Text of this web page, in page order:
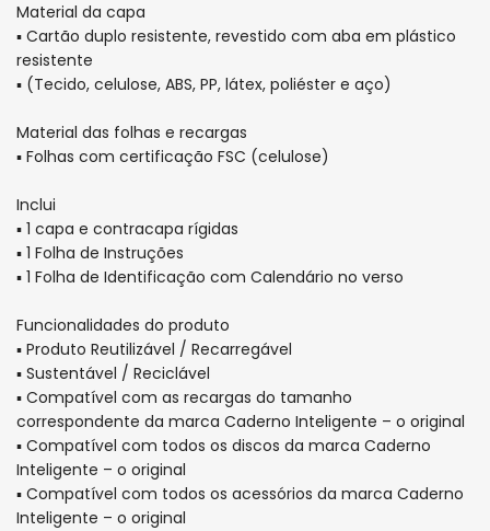
Inteligente
Laranja
Pastel
Inteligente
Laranja
Pastel
Material da capa
▪ Cartão duplo resistente, revestido com aba em plástico
resistente
▪ (Tecido, celulose, ABS, PP, látex, poliéster e aço)
Material das folhas e recargas
▪ Folhas com certificação FSC (celulose)
Inclui
▪ 1 capa e contracapa rígidas
▪ 1 Folha de Instruções
▪ 1 Folha de Identificação com Calendário no verso
Funcionalidades do produto
▪ Produto Reutilizável / Recarregável
▪ Sustentável / Reciclável
▪ Compatível com as recargas do tamanho
correspondente da marca Caderno Inteligente – o original
▪ Compatível com todos os discos da marca Caderno
Inteligente – o original
▪ Compatível com todos os acessórios da marca Caderno
Inteligente – o original